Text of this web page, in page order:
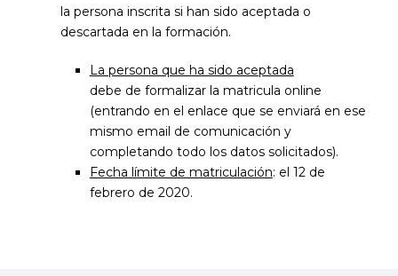
la persona inscrita si han sido aceptada o
descartada en la formación.
La persona que ha sido aceptada
debe de formalizar la matricula online
(entrando en el enlace que se enviará en ese
mismo email de comunicación y
completando todo los datos solicitados).
Fecha límite de matriculación: el 12 de
febrero de 2020.